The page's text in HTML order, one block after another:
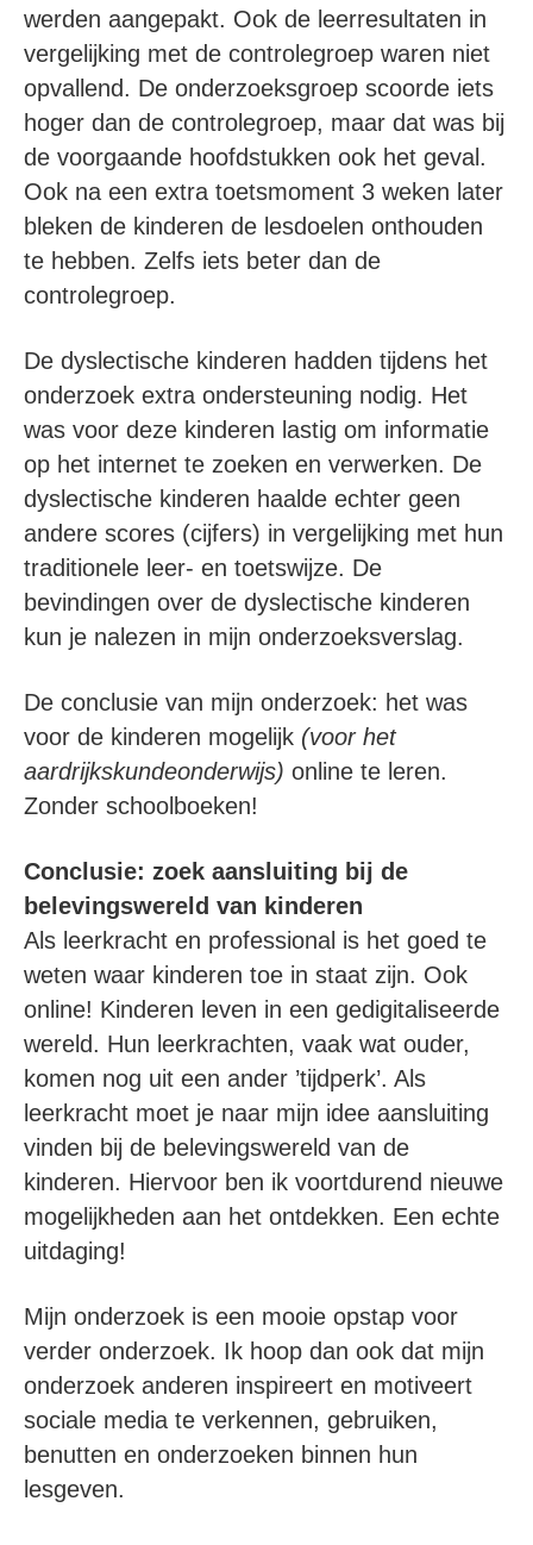
werden aangepakt. Ook de leerresultaten in
vergelijking met de controlegroep waren niet
opvallend. De onderzoeksgroep scoorde iets
hoger dan de controlegroep, maar dat was bij
de voorgaande hoofdstukken ook het geval.
Ook na een extra toetsmoment 3 weken later
bleken de kinderen de lesdoelen onthouden
te hebben. Zelfs iets beter dan de
controlegroep.
De dyslectische kinderen hadden tijdens het
onderzoek extra ondersteuning nodig. Het
was voor deze kinderen lastig om informatie
op het internet te zoeken en verwerken. De
dyslectische kinderen haalde echter geen
andere scores (cijfers) in vergelijking met hun
traditionele leer- en toetswijze. De
bevindingen over de dyslectische kinderen
kun je nalezen in mijn onderzoeksverslag.
De conclusie van mijn onderzoek: het was
voor de kinderen mogelijk (voor het
aardrijkskundeonderwijs) online te leren.
Zonder schoolboeken!
Conclusie: zoek aansluiting bij de
belevingswereld van kinderen
Als leerkracht en professional is het goed te
weten waar kinderen toe in staat zijn. Ook
online! Kinderen leven in een gedigitaliseerde
wereld. Hun leerkrachten, vaak wat ouder,
komen nog uit een ander ’tijdperk’. Als
leerkracht moet je naar mijn idee aansluiting
vinden bij de belevingswereld van de
kinderen. Hiervoor ben ik voortdurend nieuwe
mogelijkheden aan het ontdekken. Een echte
uitdaging!
Mijn onderzoek is een mooie opstap voor
verder onderzoek. Ik hoop dan ook dat mijn
onderzoek anderen inspireert en motiveert
sociale media te verkennen, gebruiken,
benutten en onderzoeken binnen hun
lesgeven.